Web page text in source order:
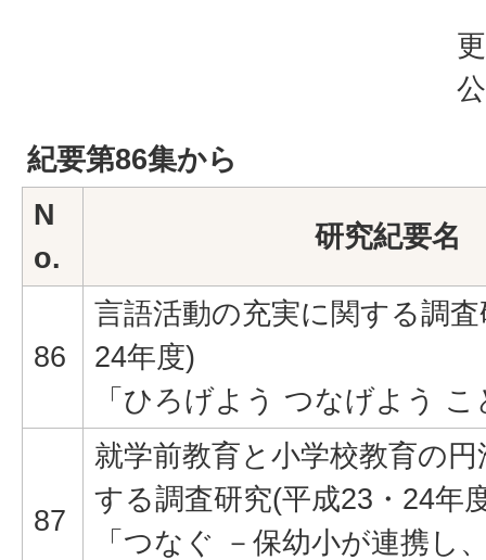
紀要第86集から
N
o.
研究紀要名
86
言語活動の充実に関する調
24年度)
「ひろげよう つなげよう
87
就学前教育と小学校教育の
する調査研究(平成23・24年
「つなぐ －保幼小が連携し